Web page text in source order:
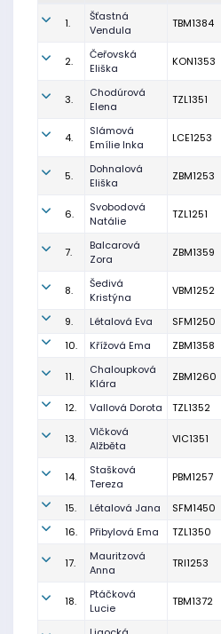
1.
Šťastná
Vendula
TBM1384
2.
Čeřovská
Eliška
KON1353
3.
Chodúrová
Elena
TZL1351
4.
Slámová
Emílie Inka
LCE1253
5.
Dohnalová
Eliška
ZBM1253
6.
Svobodová
Natálie
TZL1251
7.
Balcarová
Zora
ZBM1359
8.
Šedivá
Kristýna
VBM1252
9. Létalová Eva SFM1250
10.
Křížová Ema ZBM1358
11.
Chaloupková
Klára
ZBM1260
12. Vallová Dorota TZL1352
13.
Vlčková
Alžběta
VIC1351
14.
Stašková
Tereza
PBM1257
15. Létalová Jana SFM1450
16.
Přibylová Ema TZL1350
17.
Mauritzová
Anna
TRI1253
18.
Ptáčková
Lucie
TBM1372